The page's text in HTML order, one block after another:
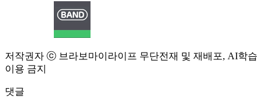
저작권자 ⓒ 브라보마이라이프 무단전재 및 재배포, AI학습
이용 금지
댓글